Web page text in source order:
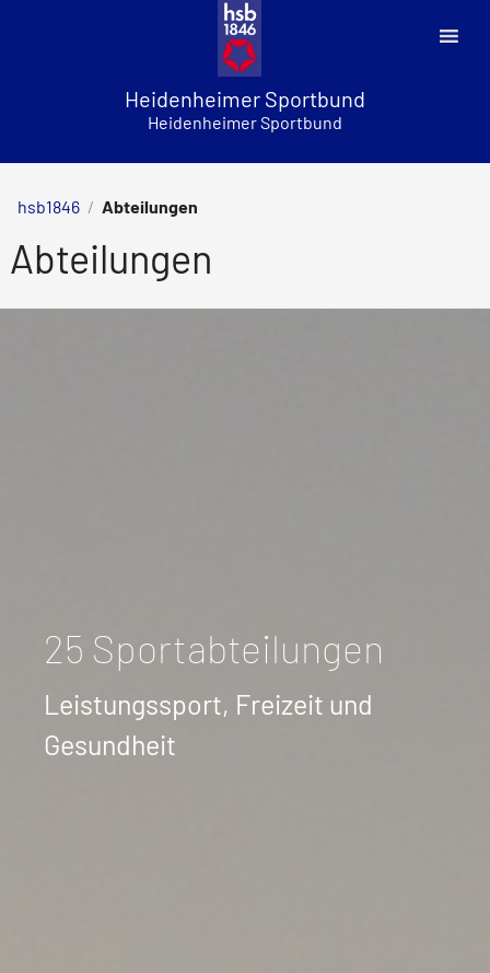
Heidenheimer Sportbund
Heidenheimer Sportbund
hsb1846 / Abteilungen
Abteilungen
25 Sportabteilungen
Leistungssport, Freizeit und
Gesundheit